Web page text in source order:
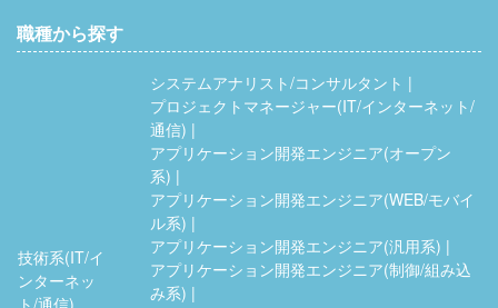
職種から探す
技術系(IT/イ
ンターネッ
ト/通信)
システムアナリスト/コンサルタント
プロジェクトマネージャー(IT/インターネット/
通信)
アプリケーション開発エンジニア(オープン
系)
アプリケーション開発エンジニア(WEB/モバイ
ル系)
アプリケーション開発エンジニア(汎用系)
アプリケーション開発エンジニア(制御/組み込
み系)